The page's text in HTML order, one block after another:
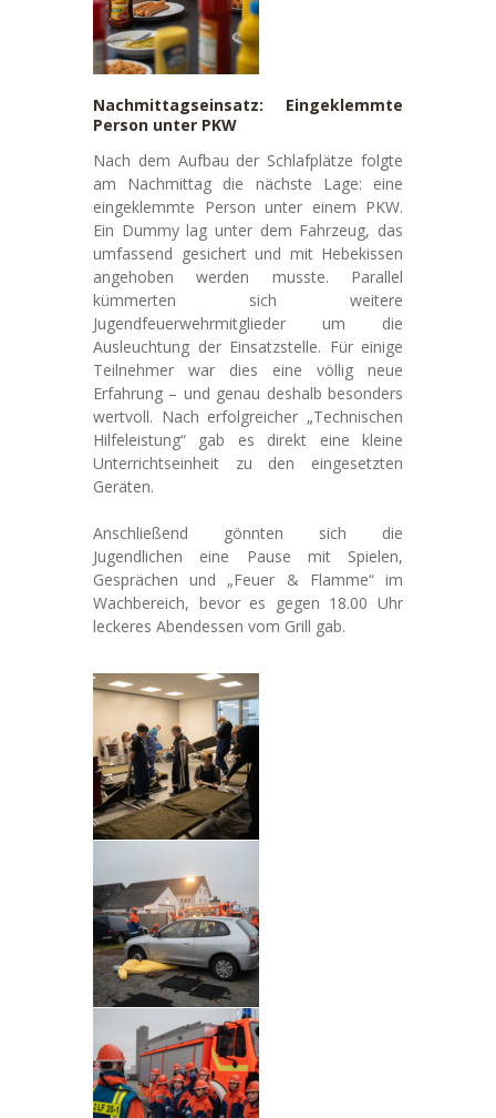
Nachmittagseinsatz: Eingeklemmte
Person unter PKW
Nach dem Aufbau der Schlafplätze folgte
am Nachmittag die nächste Lage: eine
eingeklemmte Person unter einem PKW.
Ein Dummy lag unter dem Fahrzeug, das
umfassend gesichert und mit Hebekissen
angehoben werden musste. Parallel
kümmerten sich weitere
Jugendfeuerwehrmitglieder um die
Ausleuchtung der Einsatzstelle. Für einige
Teilnehmer war dies eine völlig neue
Erfahrung – und genau deshalb besonders
wertvoll. Nach erfolgreicher „Technischen
Hilfeleistung“ gab es direkt eine kleine
Unterrichtseinheit zu den eingesetzten
Geräten.
Anschließend gönnten sich die
Jugendlichen eine Pause mit Spielen,
Gesprächen und „Feuer & Flamme“ im
Wachbereich, bevor es gegen 18.00 Uhr
leckeres Abendessen vom Grill gab.